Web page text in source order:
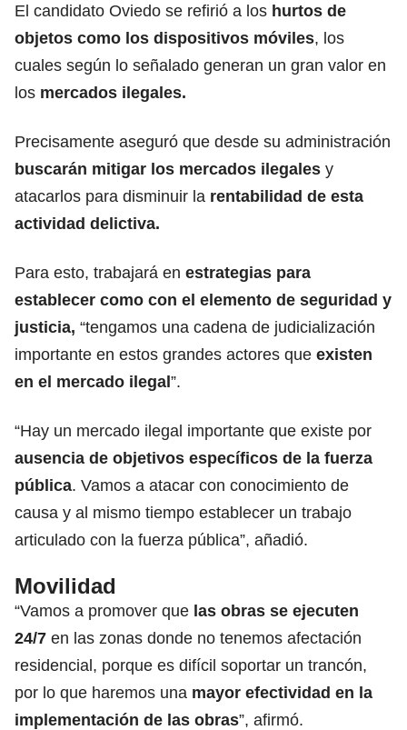
El candidato Oviedo se refirió a los hurtos de
objetos como los dispositivos móviles, los
cuales según lo señalado generan un gran valor en
los mercados ilegales.
Precisamente aseguró que desde su administración
buscarán mitigar los mercados ilegales y
atacarlos para disminuir la rentabilidad de esta
actividad delictiva.
Para esto, trabajará en estrategias para
establecer como con el elemento de seguridad y
justicia, “tengamos una cadena de judicialización
importante en estos grandes actores que existen
en el mercado ilegal”.
“Hay un mercado ilegal importante que existe por
ausencia de objetivos específicos de la fuerza
pública. Vamos a atacar con conocimiento de
causa y al mismo tiempo establecer un trabajo
articulado con la fuerza pública”, añadió.
Movilidad
“Vamos a promover que las obras se ejecuten
24/7 en las zonas donde no tenemos afectación
residencial, porque es difícil soportar un trancón,
por lo que haremos una mayor efectividad en la
implementación de las obras”, afirmó.